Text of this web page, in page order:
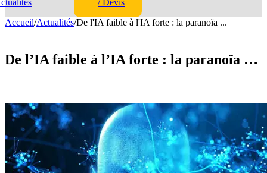
/ Devis
Accueil/Actualités/De l'IA faible à l'IA forte : la paranoïa ...
De l’IA faible à l’IA forte : la paranoïa …